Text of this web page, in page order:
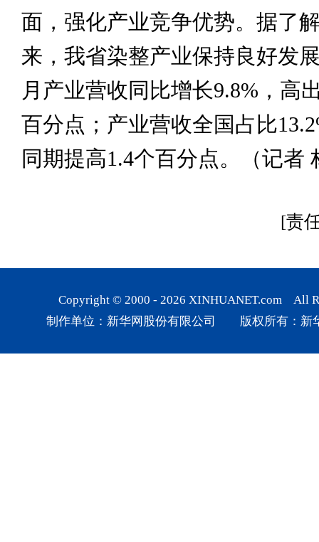
面，强化产业竞争优势。据了
来，我省染整产业保持良好发
月产业营收同比增长9.8%，高
百分点；产业营收全国占比
同期提高1.4个百分点。（记者
[责
Copyright © 2000 - 2026 XINHUANET.com All
制作单位：新华网股份有限公司 版权所有：新